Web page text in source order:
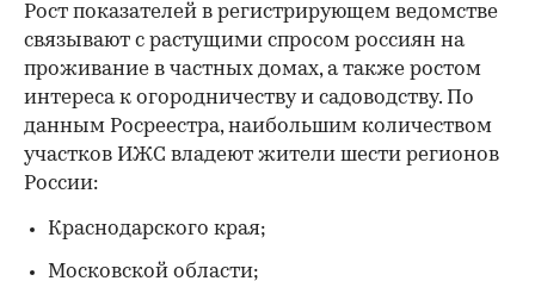
Рост показателей в регистрирующем ведомстве
связывают с растущими спросом россиян на
проживание в частных домах, а также ростом
интереса к огородничеству и садоводству. По
данным Росреестра, наибольшим количеством
участков ИЖС владеют жители шести регионов
России:
Краснодарского края;
Московской области;